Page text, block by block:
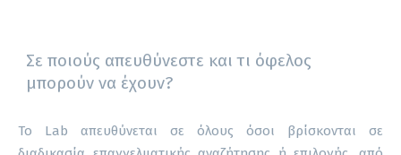
Σε ποιούς απευθύνεστε και τι όφελος
μπορούν να έχουν?
Το Lab απευθύνεται σε όλους όσοι βρίσκονται σε